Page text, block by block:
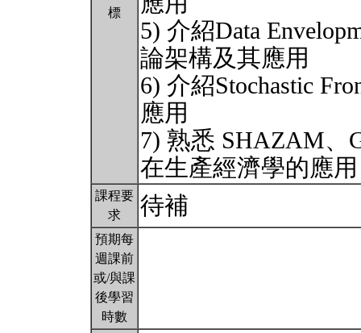
標
5) 介紹Data
論架構及其應用
6) 介紹Stochastic
應用
7) 熟悉 SHAZAM、
在生產經濟學的應
課程要
求
待補
預期每
週課前
或/與課
後學習
時數